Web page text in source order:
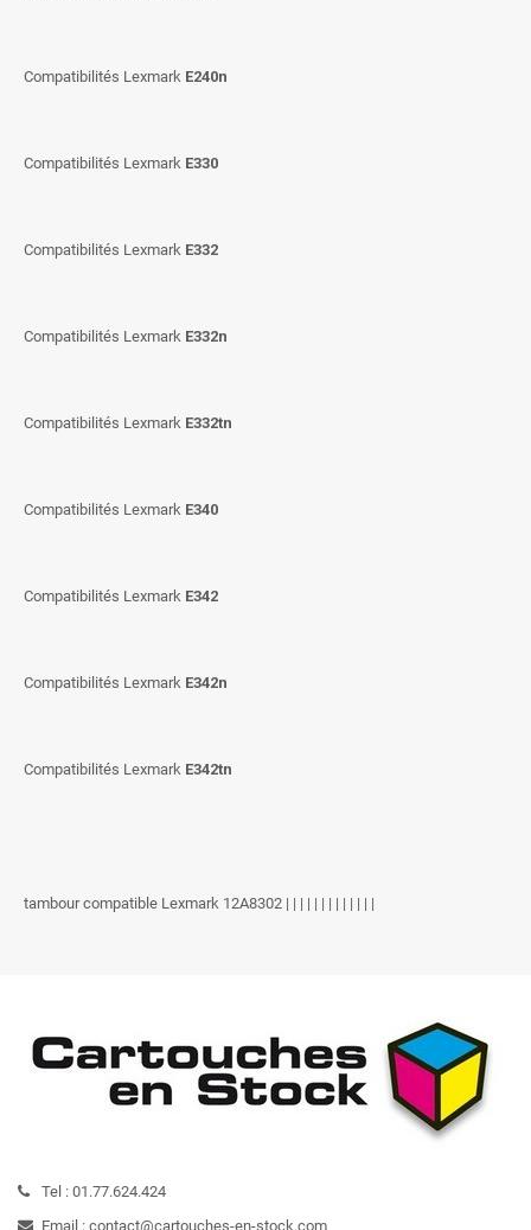
Compatibilités Lexmark E240n
Compatibilités Lexmark E330
Compatibilités Lexmark E332
Compatibilités Lexmark E332n
Compatibilités Lexmark E332tn
Compatibilités Lexmark E340
Compatibilités Lexmark E342
Compatibilités Lexmark E342n
Compatibilités Lexmark E342tn
tambour compatible Lexmark 12A8302 | | | | | | | | | | | | |
Tel : 01.77.624.424
Email : contact@cartouches-en-stock.com